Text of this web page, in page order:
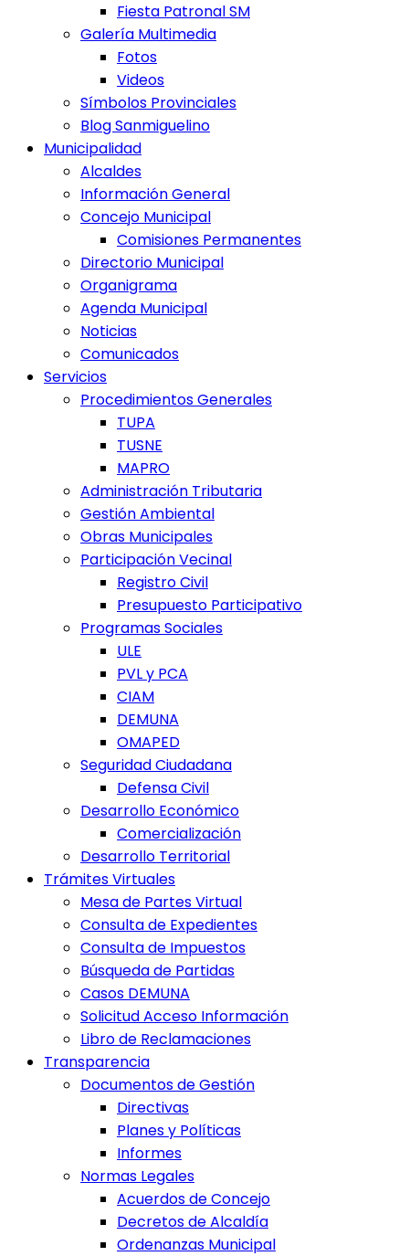
Fiesta Patronal SM
Galería Multimedia
Fotos
Videos
Símbolos Provinciales
Blog Sanmiguelino
Municipalidad
Alcaldes
Información General
Concejo Municipal
Comisiones Permanentes
Directorio Municipal
Organigrama
Agenda Municipal
Noticias
Comunicados
Servicios
Procedimientos Generales
TUPA
TUSNE
MAPRO
Administración Tributaria
Gestión Ambiental
Obras Municipales
Participación Vecinal
Registro Civil
Presupuesto Participativo
Programas Sociales
ULE
PVL y PCA
CIAM
DEMUNA
OMAPED
Seguridad Ciudadana
Defensa Civil
Desarrollo Económico
Comercialización
Desarrollo Territorial
Trámites Virtuales
Mesa de Partes Virtual
Consulta de Expedientes
Consulta de Impuestos
Búsqueda de Partidas
Casos DEMUNA
Solicitud Acceso Información
Libro de Reclamaciones
Transparencia
Documentos de Gestión
Directivas
Planes y Políticas
Informes
Normas Legales
Acuerdos de Concejo
Decretos de Alcaldía
Ordenanzas Municipal